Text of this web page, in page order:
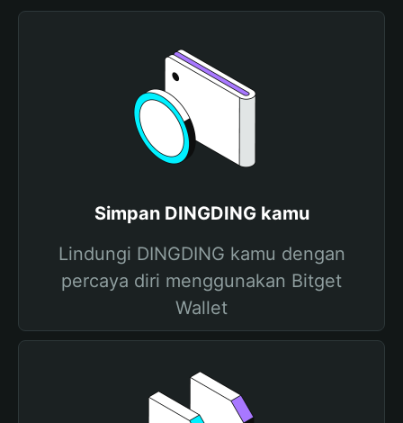
Simpan DINGDING kamu
Lindungi DINGDING kamu dengan
percaya diri menggunakan Bitget
Wallet